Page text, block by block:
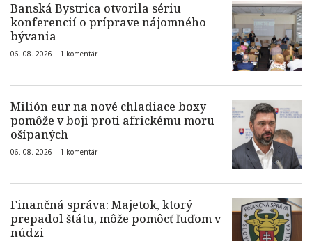
Banská Bystrica otvorila sériu
konferencií o príprave nájomného
bývania
06. 08. 2026 | 1 komentár
Milión eur na nové chladiace boxy
pomôže v boji proti africkému moru
ošípaných
06. 08. 2026 | 1 komentár
Finančná správa: Majetok, ktorý
prepadol štátu, môže pomôcť ľuďom v
núdzi